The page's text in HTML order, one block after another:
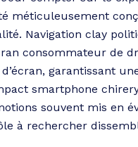
méticuleusement
Navigation clay
consommateur de
garantissant
smartphone
souvent mis en
à rechercher